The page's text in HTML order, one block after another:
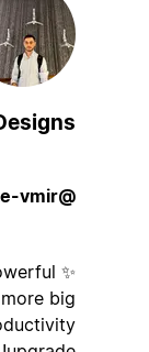
Designs
powerful
more big
productivity